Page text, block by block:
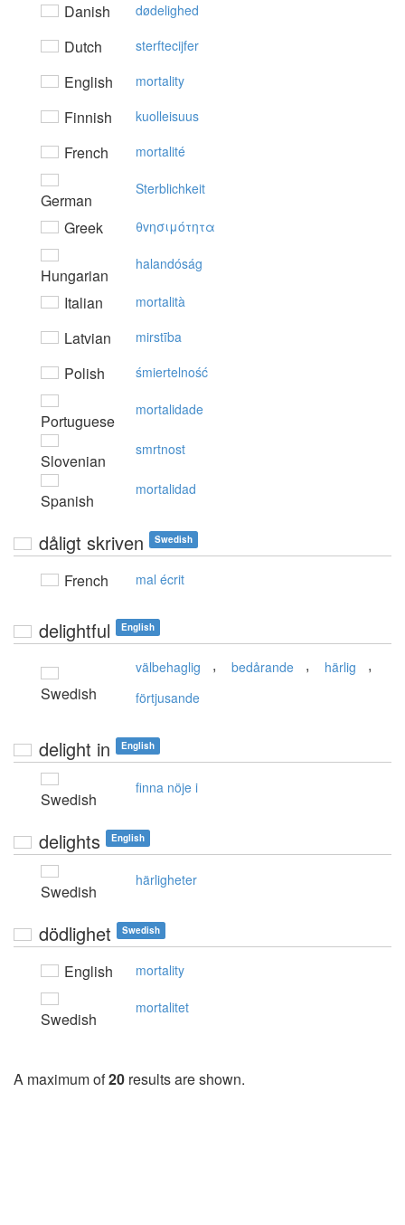
Danish dødelighed
Dutch sterftecijfer
English mortality
Finnish kuolleisuus
French mortalité
German
Sterblichkeit
Greek θvησιμότητα
Hungarian
halandóság
Italian mortalità
Latvian mirstība
Polish śmiertelność
Portuguese
mortalidade
Slovenian
smrtnost
Spanish
mortalidad
dåligt skriven Swedish
French mal écrit
delightful English
Swedish
välbehaglig , bedårande , härlig ,
förtjusande
delight in English
Swedish
finna nöje i
delights English
Swedish
härligheter
dödlighet Swedish
English mortality
Swedish
mortalitet
A maximum of20 results are shown.